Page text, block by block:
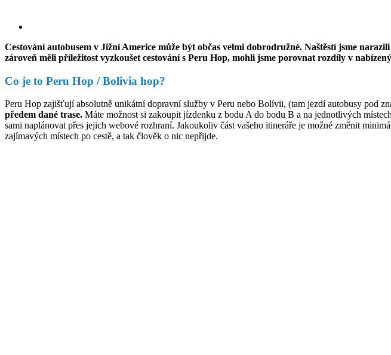
Cestování autobusem v Jižní Americe může být občas velmi dobrodružné. Naštěstí jsme
zároveň měli příležitost vyzkoušet cestování s Peru Hop, mohli jsme porovnat rozdíly v
Co je to Peru Hop / Bolivia hop?
Peru Hop zajišťují absolutně unikátní dopravní služby v Peru nebo Bolívii, (tam jezdí autobusy pod
předem dané trase. Máte možnost si zakoupit jízdenku z bodu A do bodu B a na jednotlivých
sami naplánovat přes jejich webové rozhraní. Jakoukoliv část vašeho itineráře je možné změnit
zajímavých místech po cestě, a tak člověk o nic nepřijde.